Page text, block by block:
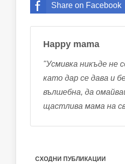
Share on Facebook
Happy mama
"Усмивка никъде не
като дар се дава и
вълшебна, да
щастлива мама на
СХОДНИ ПУБЛИКАЦИИ